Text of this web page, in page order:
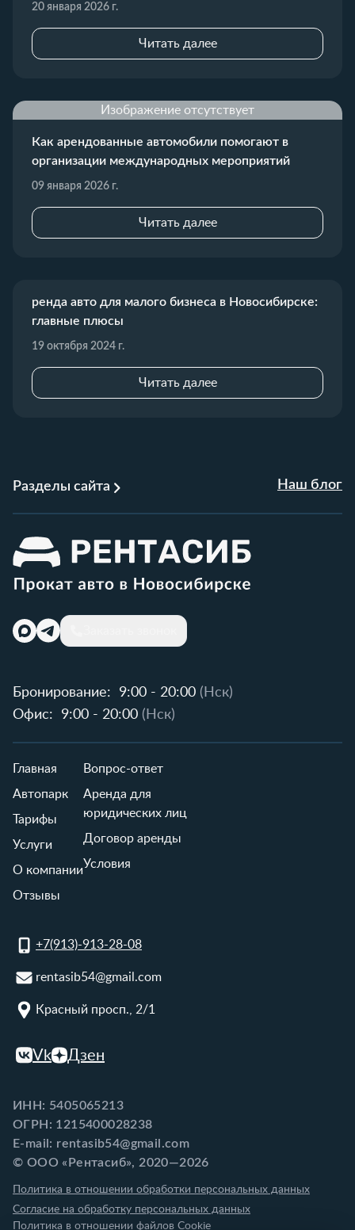
20 января 2026 г.
Читать далее
Изображение отсутствует
Как арендованные автомобили помогают в
организации международных мероприятий
09 января 2026 г.
Читать далее
ренда авто для малого бизнеса в Новосибирске:
главные плюсы
19 октября 2024 г.
Читать далее
Разделы сайта Наш блог
Бронирование: 9:00 - 20:00 (Нск)
Офис:
9:00 - 20:00 (Нск)
Главная
Автопарк
Тарифы
Услуги
О компании
Отзывы
Вопрос-ответ
Аренда для
юридических лиц
Договор аренды
Условия
+7(913)-913-28-08
rentasib54@gmail.com
Красный просп., 2/1
Vk Дзен
ИНН: 5405065213
ОГРН: 1215400028238
E-mail: rentasib54@gmail.com
© ООО «Рентасиб», 2020—2026
Политика в отношении обработки персональных данных
Согласие на обработку персональных данных
Политика в отношении файлов Cookie